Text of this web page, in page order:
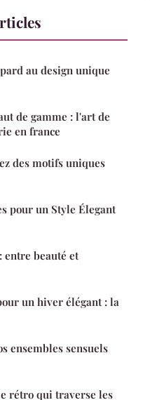
au design unique
de gamme : l'art de
en france
des motifs uniques
pour un Style Élegant
entre beauté et
un hiver élégant : la
ensembles sensuels
rétro qui traverse les